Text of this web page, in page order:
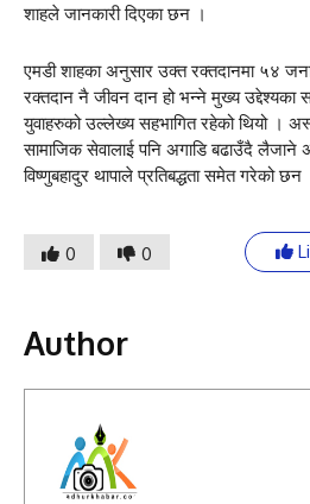
शाहले जानकारी दिएका छन ।
एमडी शाहका अनुसार उक्त रक्तदानमा ५४
रक्तदान नै जीवन दान हो भन्ने मुख्य उद्देश्यका
युवाहरुको उल्लेख्य सहभागित रहेको थियो ।
सामाजिक सेवालाई पनि अगाडि बढाउँदै लैजाने
विष्णुबहादुर थापाले प्रतिबद्धता समेत गरेको छन
0 0
Author